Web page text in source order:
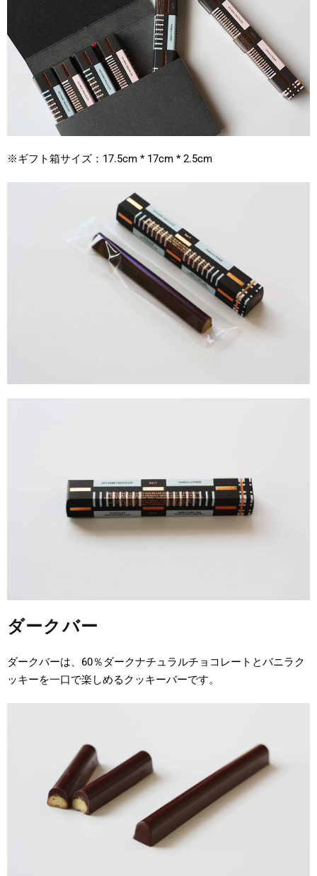
※ギフト箱サイズ：17.5cm * 17cm * 2.5cm
ダークバー
ダークバーは、60％ダークナチュラルチョコレートとバニラク
ッキーを一口で楽しめるクッキーバーです。